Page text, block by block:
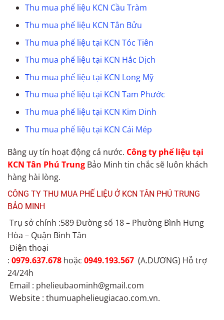
Thu mua phế liệu KCN Cầu Tràm
Thu mua phế liệu KCN Tân Bửu
Thu mua phế liệu tại KCN Tóc Tiên
Thu mua phế liệu tại KCN Hắc Dịch
Thu mua phế liệu tại KCN Long Mỹ
Thu mua phế liệu tại KCN Tam Phước
Thu mua phế liệu tại KCN Kim Dinh
Thu mua phế liệu tại KCN Cái Mép
Bằng uy tín hoạt động cả nước. Công ty phế liệu tại
KCN Tân Phú Trung Bảo Minh tin chắc sẽ luôn khách
hàng hài lòng.
CÔNG TY THU MUA PHẾ LIỆU Ở KCN TÂN PHÚ TRUNG
BẢO MINH
Trụ sở chính :589 Đường số 18 – Phường Bình Hưng
Hòa – Quận Bình Tân
Điện thoại
: 0979.637.678 hoặc 0949.193.567 (A.DƯƠNG) Hỗ trợ
24/24h
Email : phelieubaominh@gmail.com
Website : thumuaphelieugiacao.com.vn.